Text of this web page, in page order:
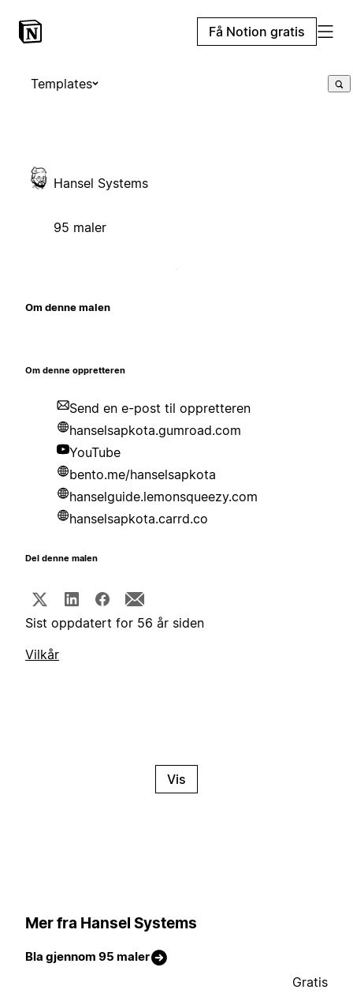
Få Notion gratis
Templates
Hansel Systems
95 maler
Om denne malen
Om denne oppretteren
Send en e-post til oppretteren
hanselsapkota.gumroad.com
YouTube
bento.me/hanselsapkota
hanselguide.lemonsqueezy.com
hanselsapkota.carrd.co
Del denne malen
Sist oppdatert for 56 år siden
Vilkår
Vis
Mer fra Hansel Systems
Bla gjennom 95 maler
Gratis